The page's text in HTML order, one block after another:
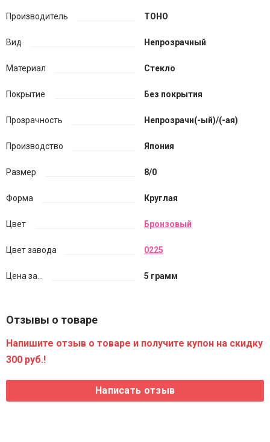
Производитель TOHO
Вид Непрозрачный
Материал Стекло
Покрытие Без покрытия
Прозрачность Непрозрачн(-ый)/(-ая)
Производство Япония
Размер 8/0
Форма Круглая
Цвет Бронзовый
Цвет завода 0225
Цена за... 5 грамм
Отзывы о товаре
Напишите отзыв о товаре и получите купон на скидку
300 руб.!